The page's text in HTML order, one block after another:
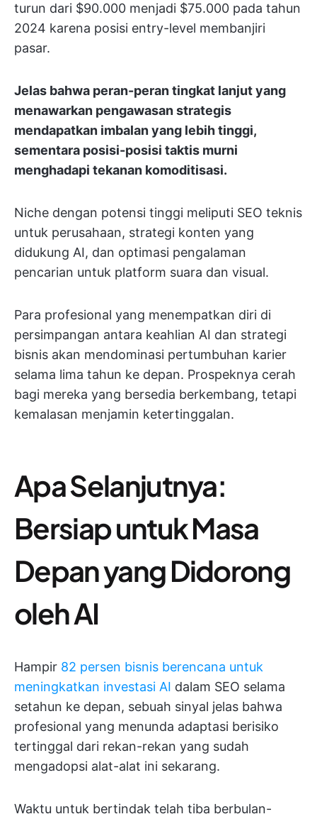
turun dari $90.000 menjadi $75.000 pada tahun
2024 karena posisi entry-level membanjiri
pasar.
Jelas bahwa peran-peran tingkat lanjut yang
menawarkan pengawasan strategis
mendapatkan imbalan yang lebih tinggi,
sementara posisi-posisi taktis murni
menghadapi tekanan komoditisasi.
Niche dengan potensi tinggi meliputi SEO teknis
untuk perusahaan, strategi konten yang
didukung AI, dan optimasi pengalaman
pencarian untuk platform suara dan visual.
Para profesional yang menempatkan diri di
persimpangan antara keahlian AI dan strategi
bisnis akan mendominasi pertumbuhan karier
selama lima tahun ke depan. Prospeknya cerah
bagi mereka yang bersedia berkembang, tetapi
kemalasan menjamin ketertinggalan.
Apa Selanjutnya:
Bersiap untuk Masa
Depan yang Didorong
oleh AI
Hampir 82 persen bisnis berencana untuk
meningkatkan investasi AI dalam SEO selama
setahun ke depan, sebuah sinyal jelas bahwa
profesional yang menunda adaptasi berisiko
tertinggal dari rekan-rekan yang sudah
mengadopsi alat-alat ini sekarang.
Waktu untuk bertindak telah tiba berbulan-